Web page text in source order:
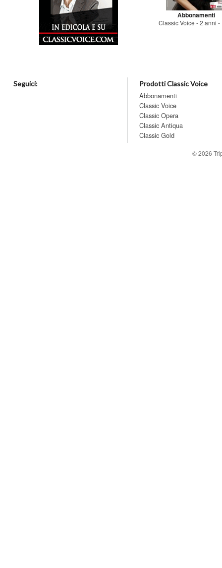
Abbonamenti
Classic Voice - 2 anni -
Seguici: Prodotti Classic Voice
Abbonamenti
Classic Voice
Classic Opera
Classic Antiqua
Classic Gold
© 2026